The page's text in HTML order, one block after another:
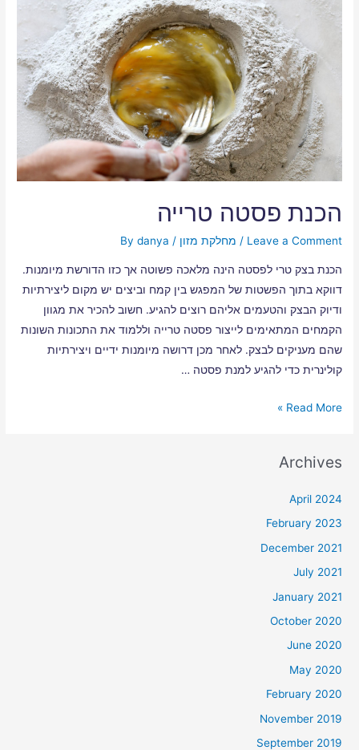
הכנת פסטה טרייה
Leave a Comment
/ מחלקת מזון / By
danya
הכנת בצק טרי לפסטה הינה מלאכה פשוטה אך כזו הדורשת מיומנות.
דווקא בתוך הפשטות של המפגש בין קמח וביצים יש מקום ליצירתיות
ודיוק הבצק והטעמים אליהם רוצים להגיע. חשוב להכיר את מגוון
הקמחים המתאימים לייצור פסטה טרייה וללמוד את התכונות השונות
שהם מעניקים לבצק. לאחר מכן דרושה מיומנות ידיים ויצירתיות
קולינרית כדי להגיע למנת פסטה …
Read More »
Archives
April 2024
February 2023
December 2021
July 2021
January 2021
October 2020
June 2020
May 2020
February 2020
November 2019
September 2019